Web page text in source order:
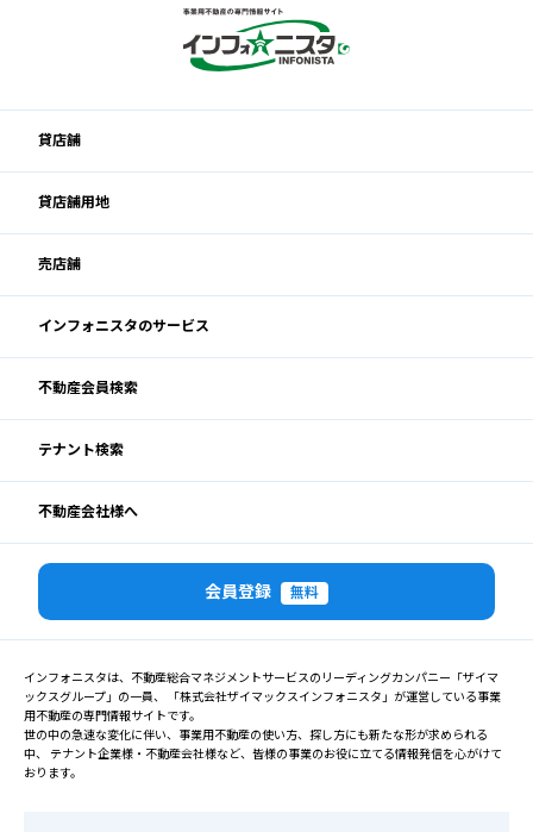
貸店舗
貸店舗用地
売店舗
インフォニスタのサービス
不動産会員検索
テナント検索
不動産会社様へ
会員登録 無料
インフォニスタは、不動産総合マネジメントサービスのリーディングカンパニー「ザイマ
ックスグループ」の一員、 「株式会社ザイマックスインフォニスタ」が運営している事業
用不動産の専門情報サイトです。
世の中の急速な変化に伴い、事業用不動産の使い方、探し方にも新たな形が求められる
中、 テナント企業様・不動産会社様など、皆様の事業のお役に立てる情報発信を心がけて
おります。